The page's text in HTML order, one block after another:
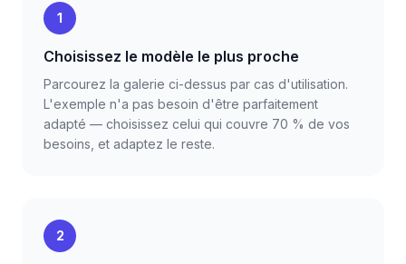
1
Choisissez le modèle le plus proche
Parcourez la galerie ci-dessus par cas d'utilisation.
L'exemple n'a pas besoin d'être parfaitement
adapté — choisissez celui qui couvre 70 % de vos
besoins, et adaptez le reste.
2